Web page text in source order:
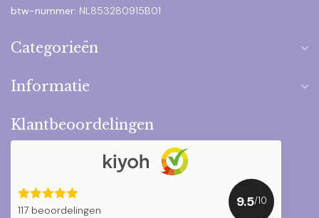
btw-nummer: NL853280915B01
Categorieën
Informatie
Klantbeoordelingen
117 beoordelingen
9.5/10